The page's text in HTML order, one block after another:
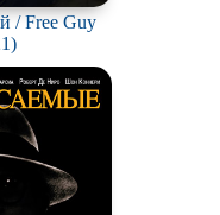
/ Free Guy